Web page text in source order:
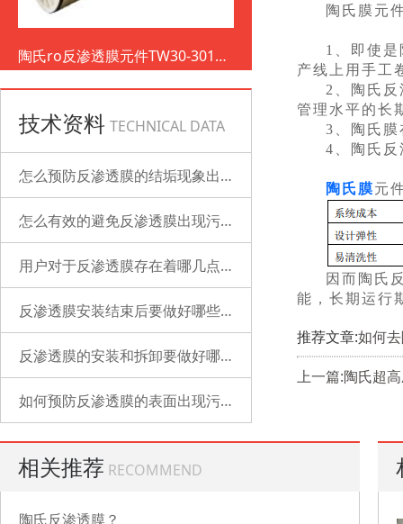
陶氏ro反渗透膜元件TW30-3012-
500
技术资料 TECHNICAL DATA
怎么预防反渗透膜的结垢现象出现？
怎么有效的避免反渗透膜出现污染？
用户对于反渗透膜存在着哪几点误解？
反渗透膜安装结束后要做好哪些检查的工作？
反渗透膜的安装和拆卸要做好哪些准备？
如何预防反渗透膜的表面出现污染？
陶氏膜元
1、即使
产线上用手工
2、陶氏
管理水平的长
3、陶氏
4、陶氏
陶氏膜元
因而陶氏
能，长期运行
推荐文章:如何
上一篇:陶氏超
相关推荐 RECOMMEND
陶氏反渗透膜？